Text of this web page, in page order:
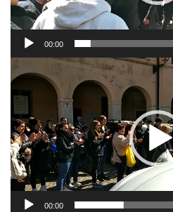
00:00
Video
Player
00:00